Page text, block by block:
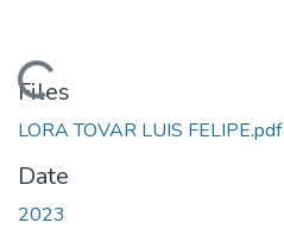
Loading...
Files
LORA TOVAR LUIS FELIPE.pdf
Date
2023